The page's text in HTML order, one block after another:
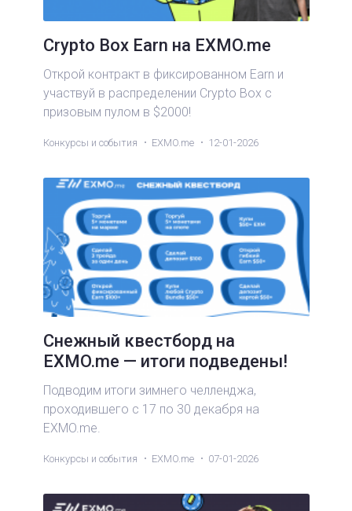
Crypto Box Earn на EXMO.me
Открой контракт в фиксированном Earn и
участвуй в распределении Crypto Box с
призовым пулом в $2000!
Конкурсы и события EXMO.me 12-01-2026
Снежный квестборд на
EXMO.me — итоги подведены!
Подводим итоги зимнего челленджа,
проходившего с 17 по 30 декабря на
EXMO.me.
Конкурсы и события EXMO.me 07-01-2026